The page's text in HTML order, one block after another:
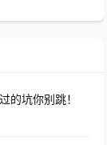
的坑你别跳！